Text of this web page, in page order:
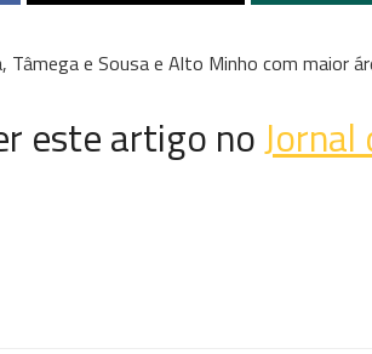
Tâmega e Sousa e Alto Minho com maior
este artigo no